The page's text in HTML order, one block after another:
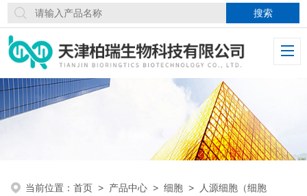
当前位置：首页 > 产品中心 >细胞 >
人源细胞（细胞